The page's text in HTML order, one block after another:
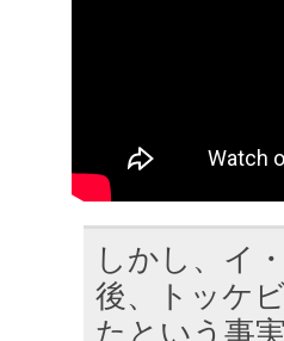
しかし、イ
後、トッケ
たという事